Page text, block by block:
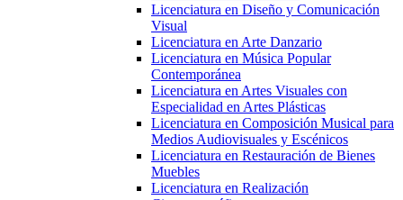
Licenciatura en Diseño y Comunicación
Visual
Licenciatura en Arte Danzario
Licenciatura en Música Popular
Contemporánea
Licenciatura en Artes Visuales con
Especialidad en Artes Plásticas
Licenciatura en Composición Musical para
Medios Audiovisuales y Escénicos
Licenciatura en Restauración de Bienes
Muebles
Licenciatura en Realización